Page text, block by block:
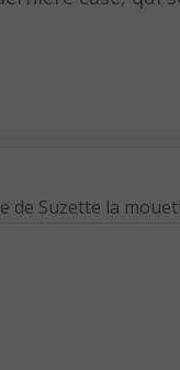
de Suzette la